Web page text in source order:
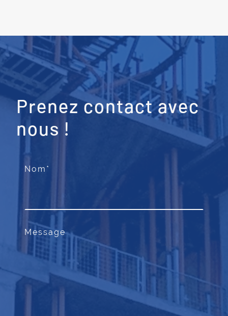
Prenez contact avec
nous !
Nom *
Message